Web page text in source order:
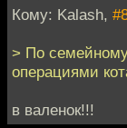
Кому: Kalash,
> По
операциями
в валенок!!!